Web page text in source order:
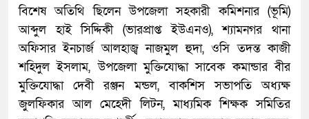
বিশেষ অতিথি ছিলেন উপজেলা সহকারী কমিশনার (ভূমি)
আব্দুল হাই সিদ্দিকী (ভারপ্রাপ্ত ইউএনও), শ্যামনগর থানা
অফিসার ইনচার্জ আলহাজ্ব নাজমুল হুদা, ওসি তদন্ত কাজী
শহিদুল ইসলাম, উপজেলা মুক্তিযোদ্ধা সাবেক কমান্ডার বীর
মুক্তিযোদ্ধা দেবী রঞ্জন মন্ডল, বাকশিস সভাপতি অধ্যক্ষ
জুলফিকার আল মেহেদী লিটন, মাধ্যমিক শিক্ষক সমিতির